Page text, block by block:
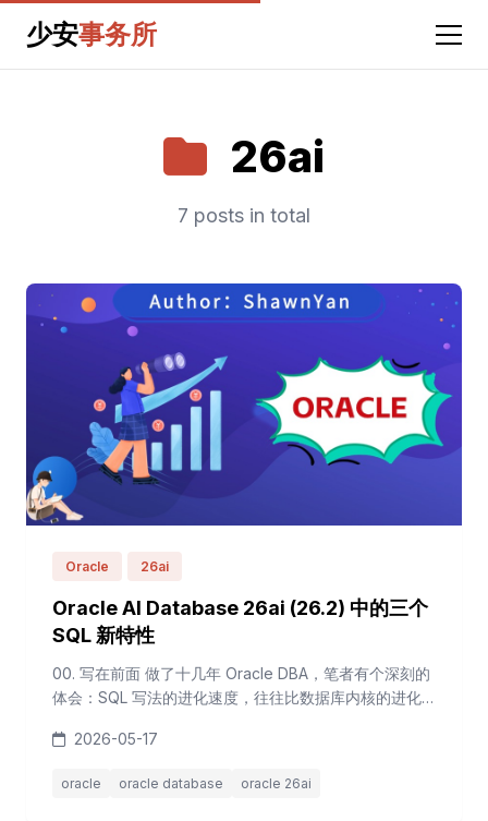
少安事务所
26ai
7 posts in total
Oracle 26ai
Oracle AI Database 26ai (26.2) 中的三个
SQL 新特性
00. 写在前面 做了十几年 Oracle DBA，笔者有个深刻的
体会：SQL 写法的进化速度，往往比数据库内核的进化
法，不是不想升级，而是没人告诉他们&quot;原来还能这
的变更。本文挑三个笔者认为最实用的特性展开：JOIN
2026-05-17
oracle oracle database oracle 26ai